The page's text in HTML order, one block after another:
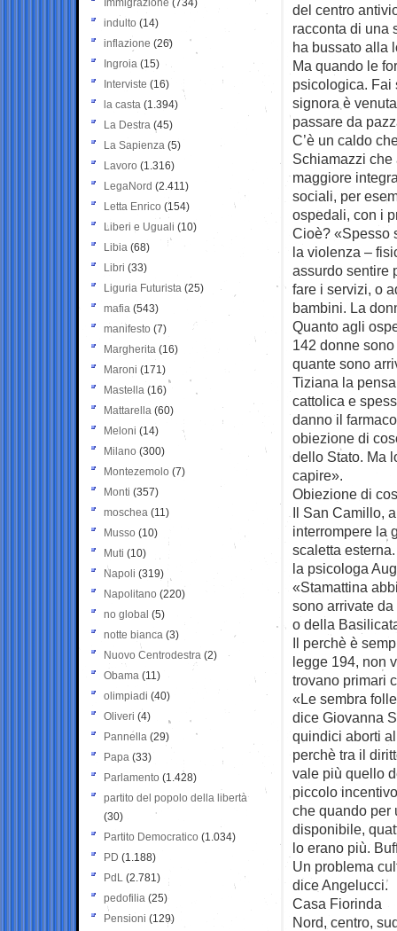
del centro
racconta di una
ha bussato alla
Ma quando le
psicologica. Fai
signora è
passare da
C’è un caldo
Schiamazzi che
maggiore
sociali, per
ospedali, con i
Cioè? «Spesso
la violenza –
assurdo sentire
fare i servizi, o
bambini. La
Quanto agli
142 donne
quante sono
Tiziana la
cattolica e
danno il
obiezione di
dello Stato. Ma
capire».
Obiezione di
Il San Camillo,
interrompere la
scaletta
la psicologa
«Stamattina
sono arrivate
o della
Il perchè è
legge 194, non
trovano primari
«Le sembra
dice Giovanna
quindici aborti
perchè tra il
vale più quello
piccolo
che quando per
disponibile,
lo erano più.
Un problema
dice Angelucci.
Casa Fiorinda
Nord, centro,
Immigrazione (734)
indulto (14)
inflazione (26)
Ingroia (15)
Interviste (16)
la casta (1.394)
La Destra (45)
La Sapienza (5)
Lavoro (1.316)
LegaNord (2.411)
Letta Enrico (154)
Liberi e Uguali (10)
Libia (68)
Libri (33)
Liguria Futurista (25)
mafia (543)
manifesto (7)
Margherita (16)
Maroni (171)
Mastella (16)
Mattarella (60)
Meloni (14)
Milano (300)
Montezemolo (7)
Monti (357)
moschea (11)
Musso (10)
Muti (10)
Napoli (319)
Napolitano (220)
no global (5)
notte bianca (3)
Nuovo Centrodestra (2)
Obama (11)
olimpiadi (40)
Oliveri (4)
Pannella (29)
Papa (33)
Parlamento (1.428)
partito del popolo della libertà
(30)
Partito Democratico (1.034)
PD (1.188)
PdL (2.781)
pedofilia (25)
Pensioni (129)